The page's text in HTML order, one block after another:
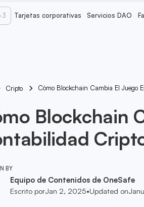
3 Tarjetas corporativas Servicios DAO
Cripto Cómo Blockchain Cambia El Juego
Blockchain
BY
Equipo de Contenidos de OneSafe
Escrito porJan 2, 2025•Updated on